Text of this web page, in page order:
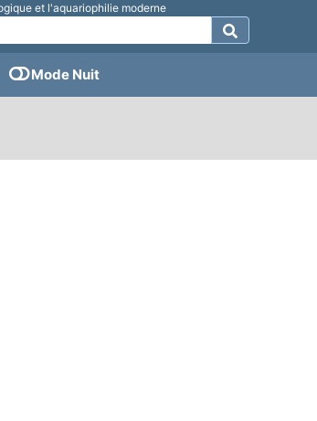
et l'aquariophilie moderne
Mode Nuit